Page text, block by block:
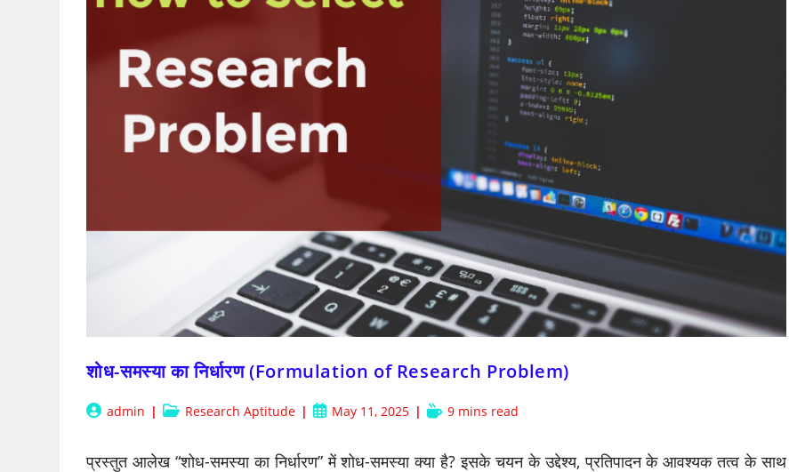
शोध-समस्या का निर्धारण (Formulation of Research Problem)
Postadmin
PostResearch Aptitude
PostMay 11, 2025
Reading
9 mins read
प्रस्तुत आलेख “शोध-समस्या का निर्धारण” में शोध-समस्या क्या है? इसके चयन के उद्देश्य, प्रतिपादन के आवश्यक तत्व के साथ